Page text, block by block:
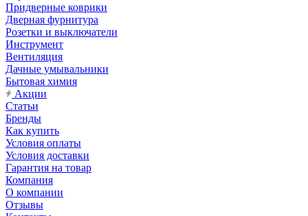
Придверные коврики
Дверная фурнитура
Розетки и выключатели
Инструмент
Вентиляция
Дачные умывальники
Бытовая химия
Акции
Статьи
Бренды
Как купить
Условия оплаты
Условия доставки
Гарантия на товар
Компания
О компании
Отзывы